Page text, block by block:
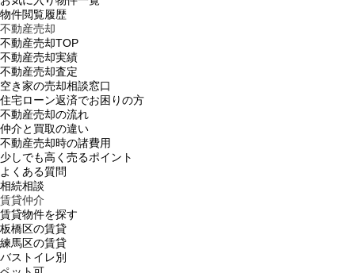
物件閲覧履歴
不動産売却
不動産売却TOP
不動産売却実績
不動産売却査定
空き家の売却相談窓口
住宅ローン返済でお困りの方
不動産売却の流れ
仲介と買取の違い
不動産売却時の諸費用
少しでも高く売るポイント
よくある質問
相続相談
賃貸仲介
賃貸物件を探す
板橋区の賃貸
練馬区の賃貸
バストイレ別